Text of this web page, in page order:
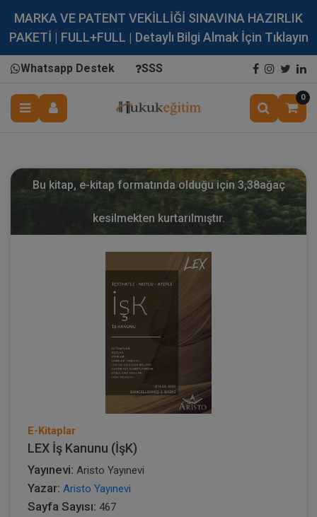
MARKA VE PATENT VEKİLLİĞİ SINAVINA HAZIRLIK
PAKETİ | FULL+FULL | Detaylı Bilgi Almak İçin Tıklayın
Whatsapp Destek SSS
0
Bu kitap, e-kitap formatında olduğu için 3,38ağaç
kesilmekten kurtarılmıştır.
E-Kitaplar
LEX İş Kanunu (İşK)
Yayınevi: Aristo Yayınevi
Yazar: Aristo Yayınevi
Sayfa Sayısı: 467